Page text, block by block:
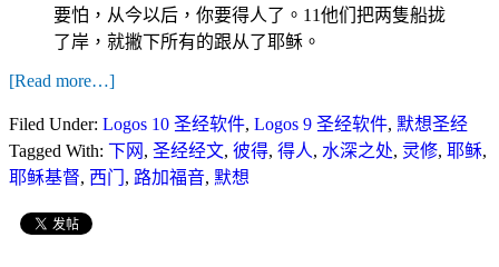
要怕，从今以后，你要得人了。11他们把两隻船拢
了岸，就撇下所有的跟从了耶稣。
[Read more…]
Filed Under: Logos 10 圣经软件, Logos 9 圣经软件, 默想圣经
Tagged With: 下网 , 圣经经文, 彼得, 得人, 水深之处, 灵修, 耶稣,
耶稣基督, 西门 , 路加福音, 默想